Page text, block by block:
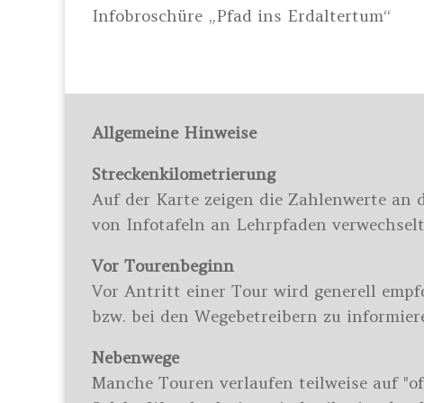
Infobroschüre „Pfad ins Erdaltertum“
Allgemeine Hinweise
Streckenkilometrierung
Auf der Karte zeigen die Zahlenwerte
von Infotafeln an Lehrpfaden
Vor Tourenbeginn
Vor Antritt einer Tour wird generell
bzw. bei den Wegebetreibern zu
Nebenwege
Manche Touren verlaufen teilweise auf